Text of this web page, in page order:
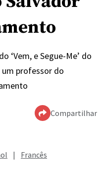
‘Vem, e Segue-Me’ do
um professor do
Compartilhar
| Francês